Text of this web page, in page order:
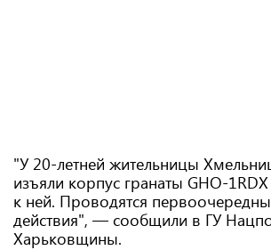
"У 20-летней жительницы
изъяли корпус гранаты GHО-
к ней. Проводятся
действия", — сообщили в ГУ
Харьковщины.